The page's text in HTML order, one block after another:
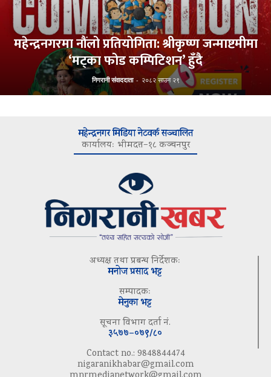
महेन्द्रनगरमा नौंलो प्रतियोगिता: श्रीकृष्ण जन्माष्टमीमा
‘मट्का फोड कम्पिटिशन’ हुँदै
निगरानी संवाददाता - २०८२ साउन २९
महेन्द्रनगर मिडिया नेटवर्क सञ्चालित
कार्यालयः भीमदत्त–१८ कञ्चनपुर
अध्यक्ष तथा प्रबन्ध निर्देशकः
मनोज प्रसाद भट्ट
सम्पादकः
मेनुका भट्ट
सूचना विभाग दर्ता नं.
३५७७–०७९/८०
Contact no.: 9848844474
nigaranikhabar@gmail.com